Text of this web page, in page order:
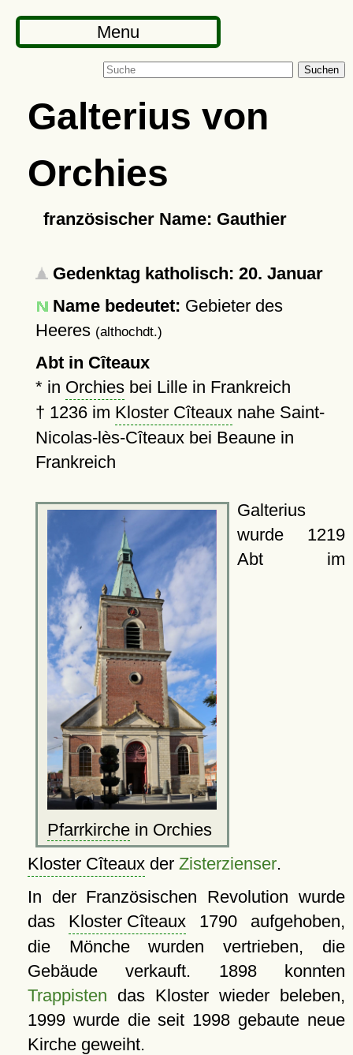
Menu
Suchen
Galterius von
Orchies
französischer Name: Gauthier
Gedenktag katholisch: 20. Januar
Name bedeutet: Gebieter des
Heeres (althochdt.)
Abt in Cîteaux
* in Orchiesbei Lille in Frankreich
† 1236im Kloster Cîteauxnahe Saint-
Nicolas-lès-Cîteaux bei Beaune in
Frankreich
Pfarrkirche in Orchies
Galterius
wurde 1219
Abt im
Kloster Cîteauxder Zisterzienser.
In der Französischen Revolution wurde
das Kloster Cîteaux1790 aufgehoben,
die Mönche wurden vertrieben, die
Gebäude verkauft. 1898 konnten
Trappisten das Kloster wieder beleben,
1999 wurde die seit 1998 gebaute neue
Kirche geweiht.